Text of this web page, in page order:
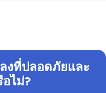
งที่ปลอดภัยและ
ไม่?